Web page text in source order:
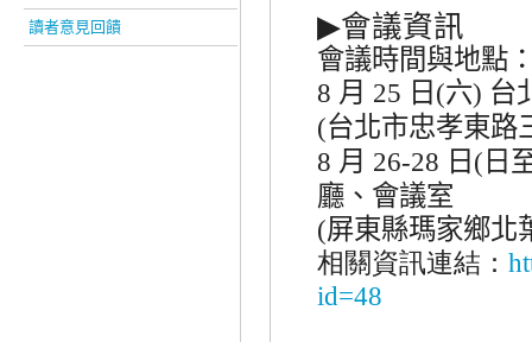
讀者意見回饋 ▶會議資訊
會議時間與地點
8 月 25 日(六) 台
(台北市忠孝東路
8 月 26-28 日(日
廳、會議室
(屏東縣瑪家鄉北
相關資訊連結：
id=48